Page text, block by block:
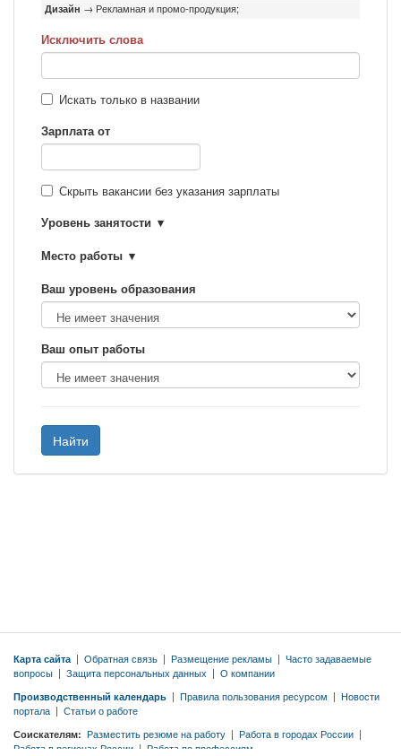
Дизайн → Рекламная и промо-продукция;
Исключить слова
Искать только в названии
Зарплата от
Скрыть вакансии без указания зарплаты
Уровень занятости
Место работы
Ваш уровень образования
Ваш опыт работы
Найти
Карта сайта | Обратная связь | Размещение рекламы | Часто задаваемые
вопросы | Защита персональных данных | О компании
Производственный календарь | Правила пользования ресурсом | Новости
портала | Статьи о работе
Соискателям: Разместить резюме на работу | Работа в городах России |
Работа в регионах России | Работа по профессиям